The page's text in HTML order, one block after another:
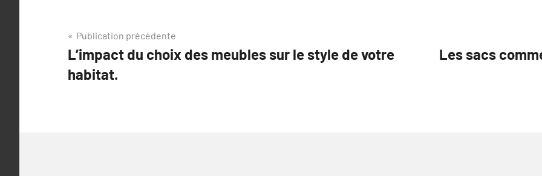
Navigation
de
l’article
Publication précédente
L’impact du choix des meubles sur le style de votre
habitat.
Les sacs